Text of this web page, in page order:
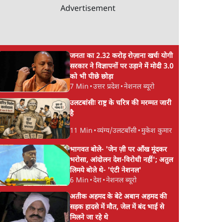
Advertisement
जनता का 2.32 करोड़ रोज़ाना खर्चः योगी
सरकार ने विज्ञापनों पर उड़ाने में मोदी 3.0
को भी पीछे छोड़ा
7 Min •उत्तर प्रदेश•नेशनल ब्यूरो
उलटबांसीः राष्ट्र के चरित्र की मरम्मत जारी
है
11 Min •व्यंग्य/उलटबाँसी•मुकेश कुमार
भागवत बोले- 'जेन ज़ी पर आँख मूंदकर
भरोसा, आंदोलन देश-विरोधी नहीं'; अतुल
लिमये बोले थे- 'एंटी नेशनल'
6 Min •देश•नेशनल ब्यूरो
अतीक अहमद के बेटे अबान अहमद की
सड़क हादसे में मौत, जेल में बंद भाई से
मिलने जा रहे थे